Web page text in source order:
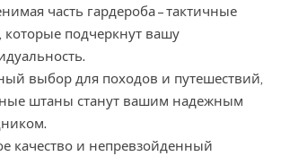
часть гардероба – тактичные
подчеркнут вашу
выбор для походов и путешествий,
штаны станут вашим надежным
качество и непревзойденный